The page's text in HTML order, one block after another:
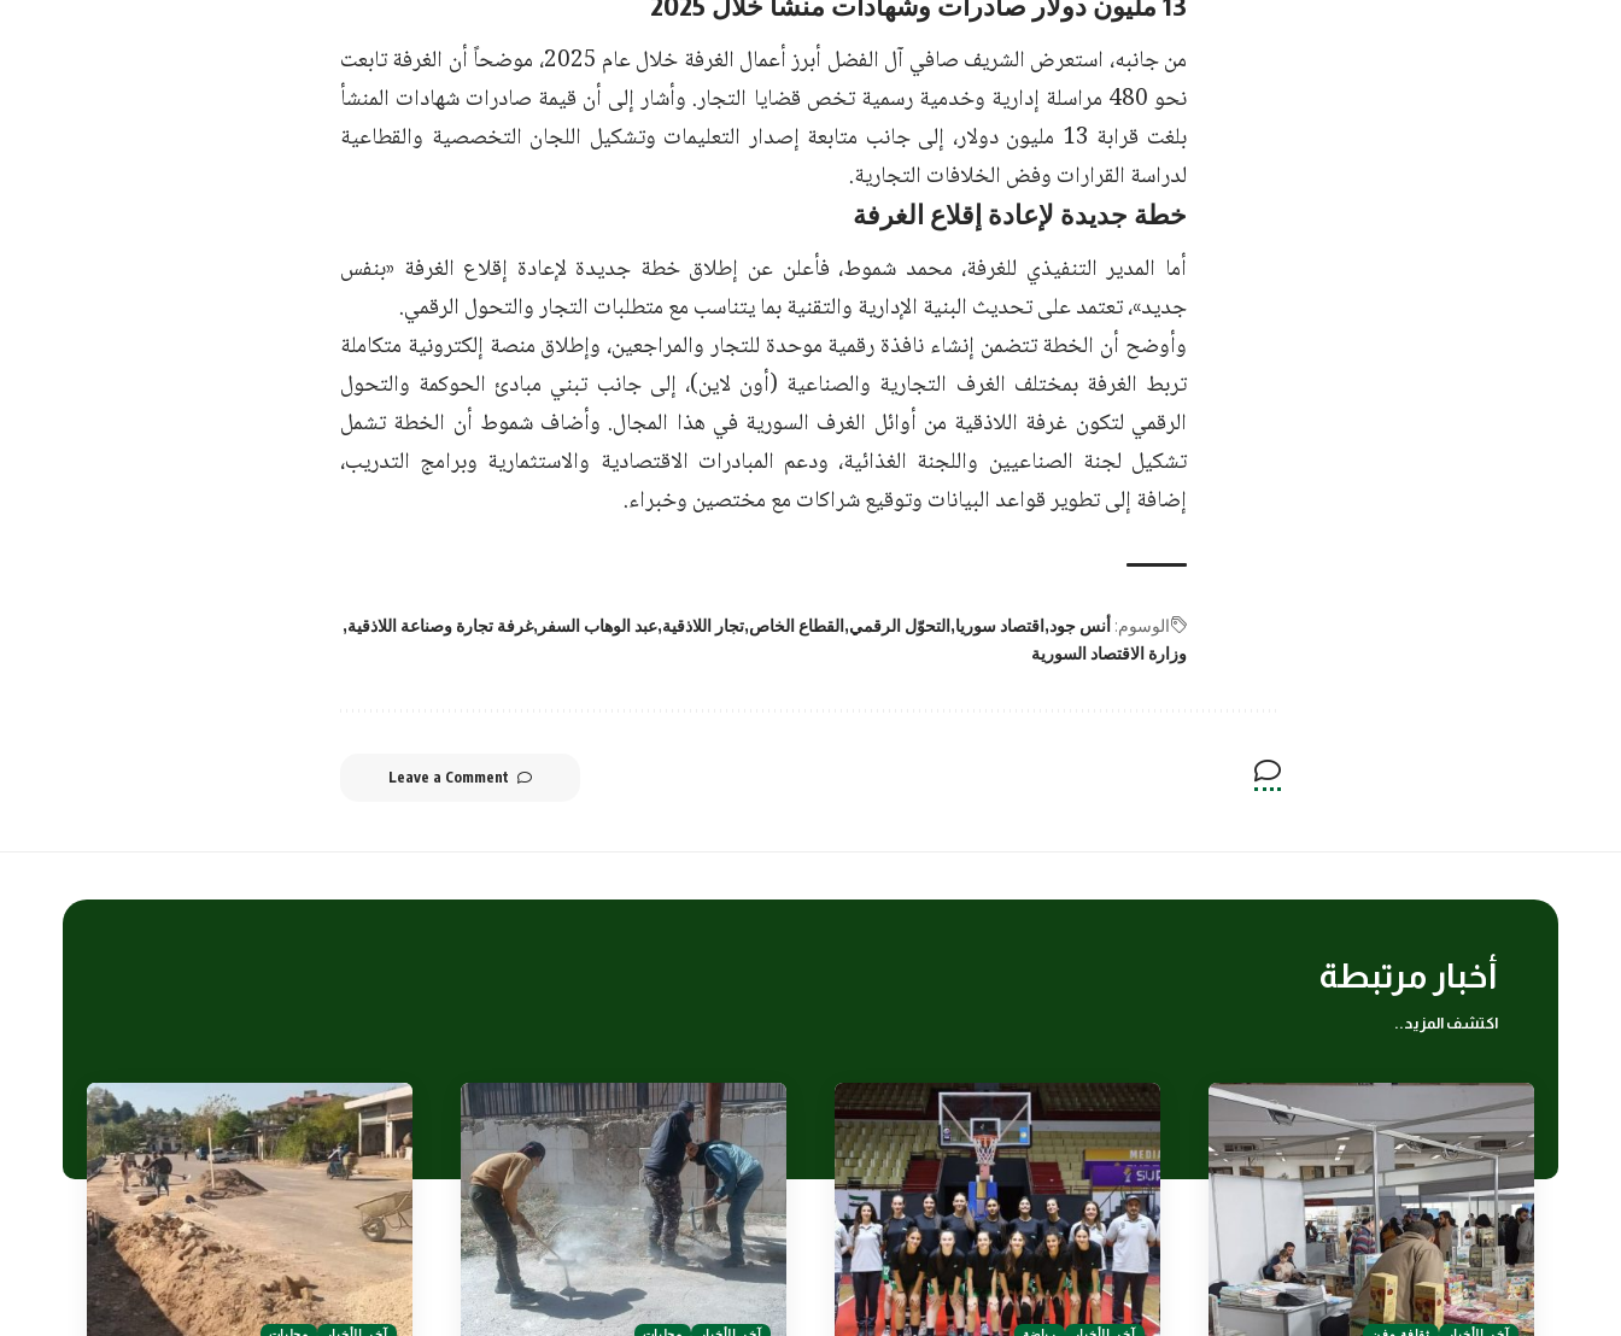
من جانبه، استعرض الشريف صافي آل الفضل أبرز أعمال الغرفة خلال عام 2025، موضحاً أن الغرفة تابعت
نحو 480 مراسلة إدارية وخدمية رسمية تخص قضايا التجار. وأشار إلى أن قيمة صادرات شهادات المنشأ
بلغت قرابة 13 مليون دولار، إلى جانب متابعة إصدار التعليمات وتشكيل اللجان التخصصية والقطاعية
لدراسة القرارات وفض الخلافات التجارية.
خطة جديدة لإعادة إقلاع الغرفة
أما المدير التنفيذي للغرفة، محمد شموط، فأعلن عن إطلاق خطة جديدة لإعادة إقلاع الغرفة «بنفس
جديد»، تعتمد على تحديث البنية الإدارية والتقنية بما يتناسب مع متطلبات التجار والتحول الرقمي.
وأوضح أن الخطة تتضمن إنشاء نافذة رقمية موحدة للتجار والمراجعين، وإطلاق منصة إلكترونية متكاملة
تربط الغرفة بمختلف الغرف التجارية والصناعية (أون لاين)، إلى جانب تبني مبادئ الحوكمة والتحول
الرقمي لتكون غرفة اللاذقية من أوائل الغرف السورية في هذا المجال. وأضاف شموط أن الخطة تشمل
تشكيل لجنة الصناعيين واللجنة الغذائية، ودعم المبادرات الاقتصادية والاستثمارية وبرامج التدريب،
إضافة إلى تطوير قواعد البيانات وتوقيع شراكات مع مختصين وخبراء.
الوسوم: أنس جود اقتصاد سوريا التحوّل الرقمي القطاع الخاص تجار اللاذقية عبد الوهاب السفر غرفة تجارة وصناعة اللاذقية
وزارة الاقتصاد السورية
Leave a Comment
أخبار مرتبطة
اكتشف المزيد..